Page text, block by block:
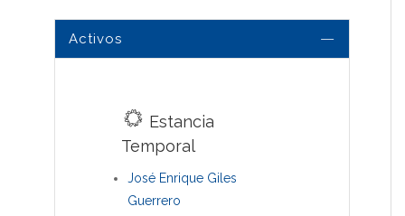
Activos
Estancia
Temporal
José Enrique Giles
Guerrero